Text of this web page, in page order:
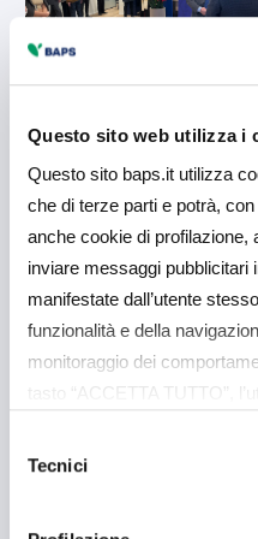
Questo sito web utilizza i
Questo sito baps.it utilizza
che di terze parti e potrà,
anche cookie di profilazione,
inviare messaggi pubblicitari
manifestate dall’utente
funzionalità e della
monitoraggio dei
tasto “ACCETTA TUTTO”,
analitici. Il consenso è
qualsiasi momento. Se
preferenze può cliccare sul
delTecnici
Potrebbe
anche